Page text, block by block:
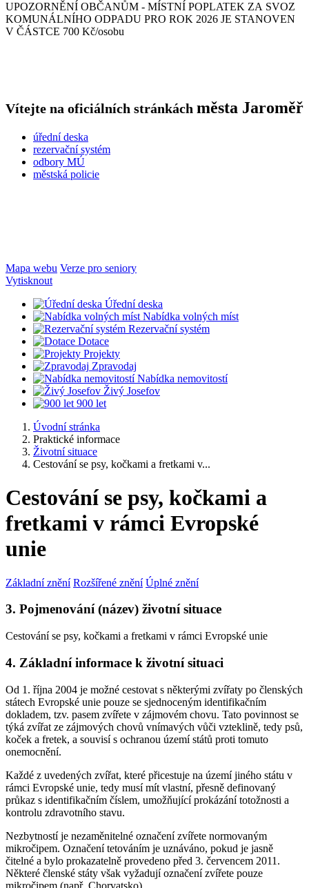
UPOZORNĚNÍ OBČANŮM - MÍSTNÍ POPLATEK ZA SVOZ
KOMUNÁLNÍHO ODPADU PRO ROK 2026 JE STANOVEN
V ČÁSTCE 700 Kč/osobu
Vítejte na oficiálních stránkách města Jaroměř
úřední deska
rezervační systém
odbory MÚ
městská policie
Mapa webu Verze pro seniory
Vytisknout
Úřední deska
Nabídka volných míst
Rezervační systém
Dotace
Projekty
Zpravodaj
Nabídka nemovitostí
Živý Josefov
900 let
Úvodní stránka
Praktické informace
Životní situace
Cestování se psy, kočkami a fretkami v...
Cestování se psy, kočkami a
fretkami v rámci Evropské
unie
Základní znění Rozšířené znění Úplné znění
3. Pojmenování (název) životní situace
Cestování se psy, kočkami a fretkami v rámci Evropské unie
4. Základní informace k životní situaci
Od 1. října 2004 je možné cestovat s některými zvířaty po členských
státech Evropské unie pouze se sjednoceným identifikačním
dokladem, tzv. pasem zvířete v zájmovém chovu. Tato povinnost se
týká zvířat ze zájmových chovů vnímavých vůči vzteklině, tedy psů,
koček a fretek, a souvisí s ochranou území států proti tomuto
onemocnění.
Každé z uvedených zvířat, které přicestuje na území jiného státu v
rámci Evropské unie, tedy musí mít vlastní, přesně definovaný
průkaz s identifikačním číslem, umožňující prokázání totožnosti a
kontrolu zdravotního stavu.
Nezbytností je nezaměnitelné označení zvířete normovaným
mikročipem. Označení tetováním je uznáváno, pokud je jasně
čitelné a bylo prokazatelně provedeno před 3. červencem 2011.
Některé členské státy však vyžadují označení zvířete pouze
mikročipem (např. Chorvatsko).